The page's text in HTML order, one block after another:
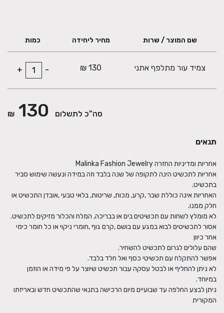
שם המוצר / שרות מחיר ליחידה כמות
צמיד עור מתלפף אתני 130 ₪
-
+
סה"כ לתשלום 130
₪
תנאים
אחריות לתכשיט הינה לתקופה של שנה בלבד וזה במידה ונעשה שימוש סביר
האחריות אינה כוללת שבר ,קרע, מכות, שריטות, בלאי טבעי ,אובדן התכשיט או
אסור לתכשיטים לבוא במגע עם בושם ,קרם גוף ,חומרי ניקוי או כל חומר כימי
לא ניתן להחליף או לבטל עסקה עבור תכשיט שיוצר על פי מידה או הוזמן
ניתן לבצע החלפה עד שבועיים מיום הרכישה בתנאי שהתכשיט חדש ובאריזתו
המקורית